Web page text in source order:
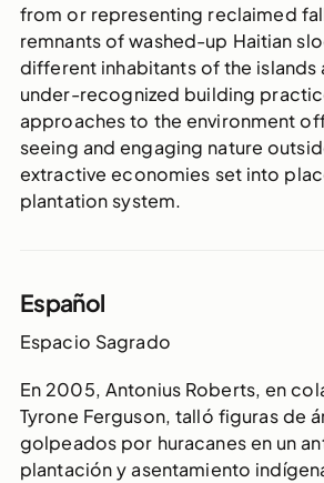
from or representing reclaimed
remnants of washed-up Haitian
different inhabitants of the islands
under-recognized building
approaches to the environment
seeing and engaging nature
extractive economies set into
plantation system.
Español
Espacio Sagrado
En 2005, Antonius Roberts, en
Tyrone Ferguson, talló figuras de
golpeados por huracanes en un
plantación y asentamiento